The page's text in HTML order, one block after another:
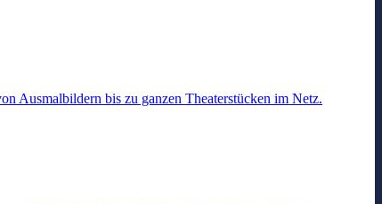
Ausmalbildern bis zu ganzen Theaterstücken im Netz.